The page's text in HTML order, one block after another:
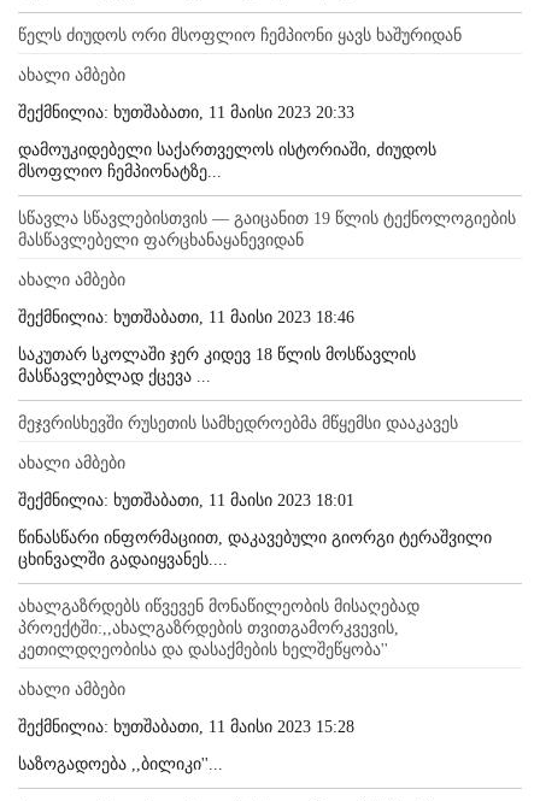
წელს ძიუდოს ორი მსოფლიო ჩემპიონი ყავს ხაშურიდან
ახალი ამბები
შექმნილია: ხუთშაბათი, 11 მაისი 2023 20:33
დამოუკიდებელი საქართველოს ისტორიაში, ძიუდოს
მსოფლიო ჩემპიონატზე...
სწავლა სწავლებისთვის — გაიცანით 19 წლის ტექნოლოგიების
მასწავლებელი ფარცხანაყანევიდან
ახალი ამბები
შექმნილია: ხუთშაბათი, 11 მაისი 2023 18:46
საკუთარ სკოლაში ჯერ კიდევ 18 წლის მოსწავლის
მასწავლებლად ქცევა ...
მეჯვრისხევში რუსეთის სამხედროებმა მწყემსი დააკავეს
ახალი ამბები
შექმნილია: ხუთშაბათი, 11 მაისი 2023 18:01
წინასწარი ინფორმაციით, დაკავებული გიორგი ტერაშვილი
ცხინვალში გადაიყვანეს....
ახალგაზრდებს იწვევენ მონაწილეობის მისაღებად
პროექტში:,,ახალგაზრდების თვითგამორკვევის,
კეთილდღეობისა და დასაქმების ხელშეწყობა''
ახალი ამბები
შექმნილია: ხუთშაბათი, 11 მაისი 2023 15:28
საზოგადოება ,,ბილიკი''...